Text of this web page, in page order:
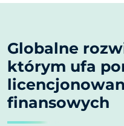
Globalne
którym ufa
finansowych